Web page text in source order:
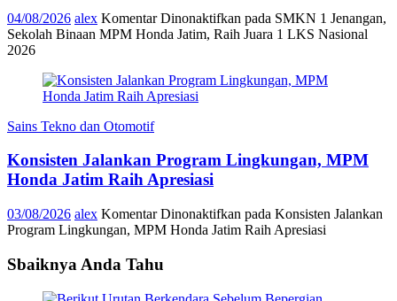
04/08/2026 alex Komentar Dinonaktifkan pada SMKN 1 Jenangan,
Sekolah Binaan MPM Honda Jatim, Raih Juara 1 LKS Nasional
2026
Sains Tekno dan Otomotif
Konsisten Jalankan Program Lingkungan, MPM
Honda Jatim Raih Apresiasi
03/08/2026 alex Komentar Dinonaktifkan pada Konsisten Jalankan
Program Lingkungan, MPM Honda Jatim Raih Apresiasi
Sbaiknya Anda Tahu